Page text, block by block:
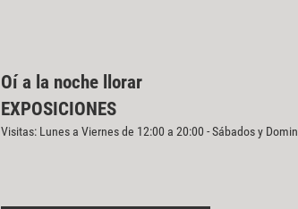
Oí a la noche llorar
EXPOSICIONES
Visitas: Lunes a Viernes de 12:00 a 20:00 - Sábados y